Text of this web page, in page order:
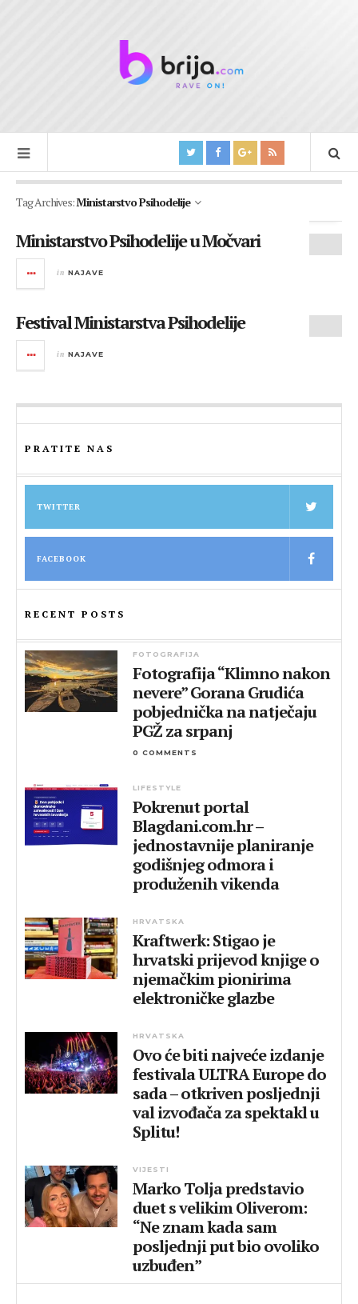
Tag Archives:Ministarstvo Psihodelije
Ministarstvo Psihodelije u Močvari
in NAJAVE
Festival Ministarstva Psihodelije
in NAJAVE
PRATITE NAS
TWITTER
FACEBOOK
RECENT POSTS
FOTOGRAFIJA
Fotografija “Klimno nakon
nevere” Gorana Grudića
pobjednička na natječaju
PGŽ za srpanj
0 COMMENTS
LIFESTYLE
Pokrenut portal
Blagdani.com.hr –
jednostavnije planiranje
godišnjeg odmora i
produženih vikenda
HRVATSKA
Kraftwerk: Stigao je
hrvatski prijevod knjige o
njemačkim pionirima
elektroničke glazbe
HRVATSKA
Ovo će biti najveće izdanje
festivala ULTRA Europe do
sada – otkriven posljednji
val izvođača za spektakl u
Splitu!
VIJESTI
Marko Tolja predstavio
duet s velikim Oliverom:
“Ne znam kada sam
posljednji put bio ovoliko
uzbuđen”